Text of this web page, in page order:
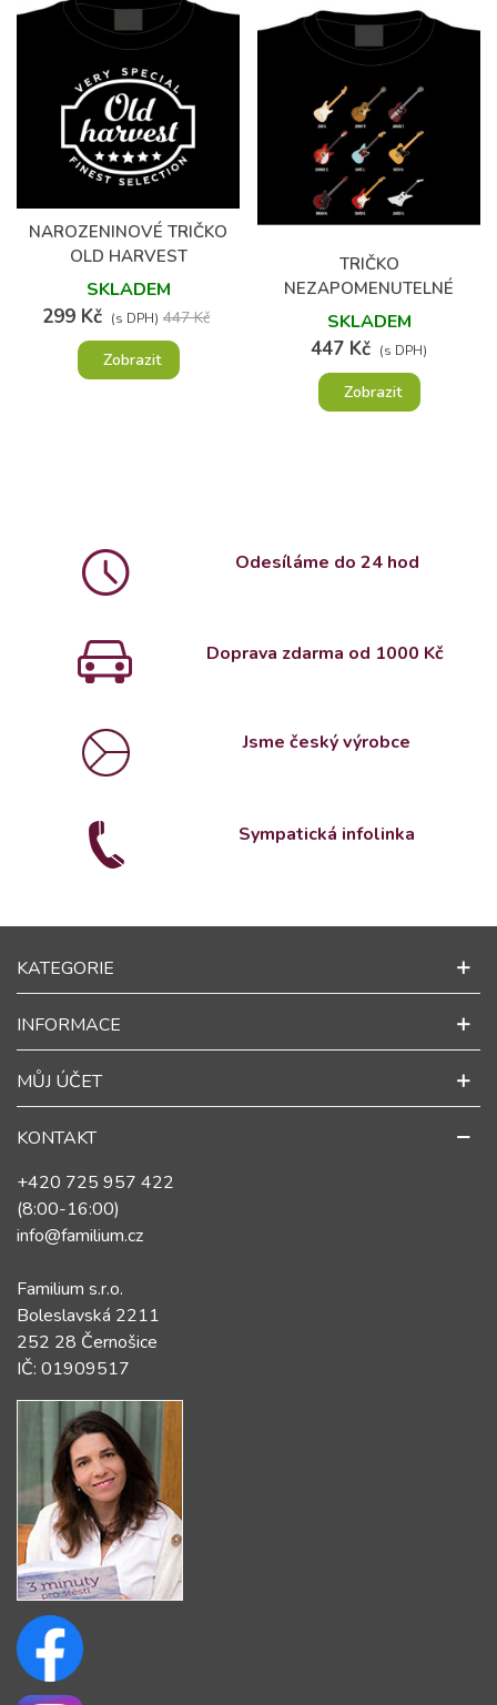
NAROZENINOVÉ TRIČKO
OLD HARVEST
SKLADEM
299 Kč (s DPH) 447 Kč
Zobrazit
TRIČKO
NEZAPOMENUTELNÉ
KYTARY
SKLADEM
447 Kč (s DPH)
Zobrazit
Odesíláme do 24 hod
Doprava zdarma od 1000 Kč
Jsme český výrobce
Sympatická infolinka
KATEGORIE
INFORMACE
MŮJ ÚČET
KONTAKT
+420 725 957 422
(8:00-16:00)
info@familium.cz
Familium s.r.o.
Boleslavská 2211
252 28 Černošice
IČ: 01909517